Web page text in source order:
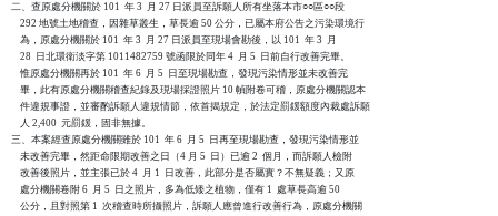
二、查原處分機關於 101  年 3  月 27 日派員至訴願人所有坐落本市○○區○○段
    292 地號土地稽查，因雜草叢生，草長逾 50 公分，已屬本府公告之污染環境行
    為，原處分機關於 101  年 3  月 27 日派員至現場會勘後，以 101  年 3  月
    28  日北環衛淡字第 1011482759 號函限於同年 4  月 5  日前自行改善完畢。
    惟原處分機關再於 101  年 6  月 5  日至現場勘查，發現污染情形並未改善完
    畢，此有原處分機關稽查紀錄及現場採證照片 10 幀附卷可稽，原處分機關認本
    件違規事證，並審酌訴願人違規情節，依首揭規定，於法定罰鍰額度內裁處訴願
    人 2,400  元罰鍰，固非無據。
三、本案經查原處分機關雖於 101  年 6  月 5  日再至現場勘查，發現污染情形並
    未改善完畢，然距命限期改善之日（4 月 5  日）已逾 2  個月，而訴願人檢附
    改善後照片，並主張已於 4  月 1  日改善，此部分是否屬實？不無疑義；又原
    處分機關卷附 6  月 5  日之照片，多為低矮之植物，僅有 1  處草長高逾 50
    公分，且對照第 1  次稽查時所攝照片，訴願人應曾進行改善行為，原處分機關